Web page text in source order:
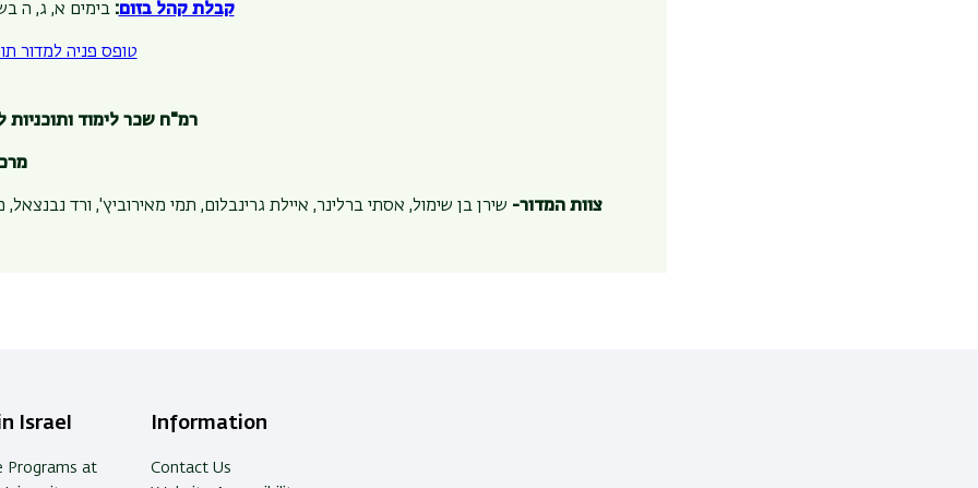
הוראות
הוראות
הוראות
קבלת קהל בזום: בימים א, ג, ה בשעות
טופס פניה למדור
רמ"ח שכר לימוד ותוכניות
צוות המדור- שירן בן שימול, אסתי ברלינר, איילת גרינבלום, תמי מאירוביץ', ורד נבנצאל,
Israel
Programs at
Information
Contact Us